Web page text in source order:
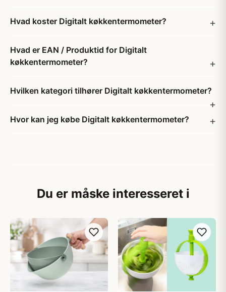
Hvad koster Digitalt køkkentermometer?
Hvad er EAN / Produktid for Digitalt
køkkentermometer?
Hvilken kategori tilhører Digitalt køkkentermometer?
Hvor kan jeg købe Digitalt køkkentermometer?
Du er måske interesseret i